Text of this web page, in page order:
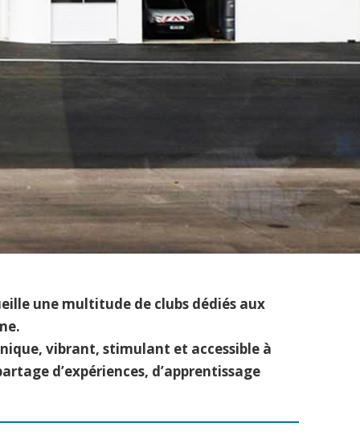
une multitude de clubs dédiés aux
vibrant, stimulant et accessible à
d’expériences, d’apprentissage